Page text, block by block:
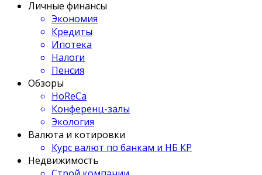
Личные финансы
Экономия
Кредиты
Ипотека
Налоги
Пенсия
Обзоры
HoReCa
Конференц-залы
Экология
Валюта и котировки
Курс валют по банкам и НБ КР
Недвижимость